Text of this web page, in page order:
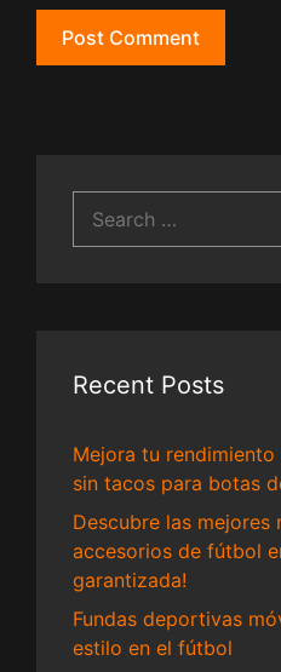
for:
Recent Posts
Mejora tu
sin tacos para botas
Descubre las mejores
accesorios de fútbol
garantizada!
Fundas deportivas
estilo en el fútbol